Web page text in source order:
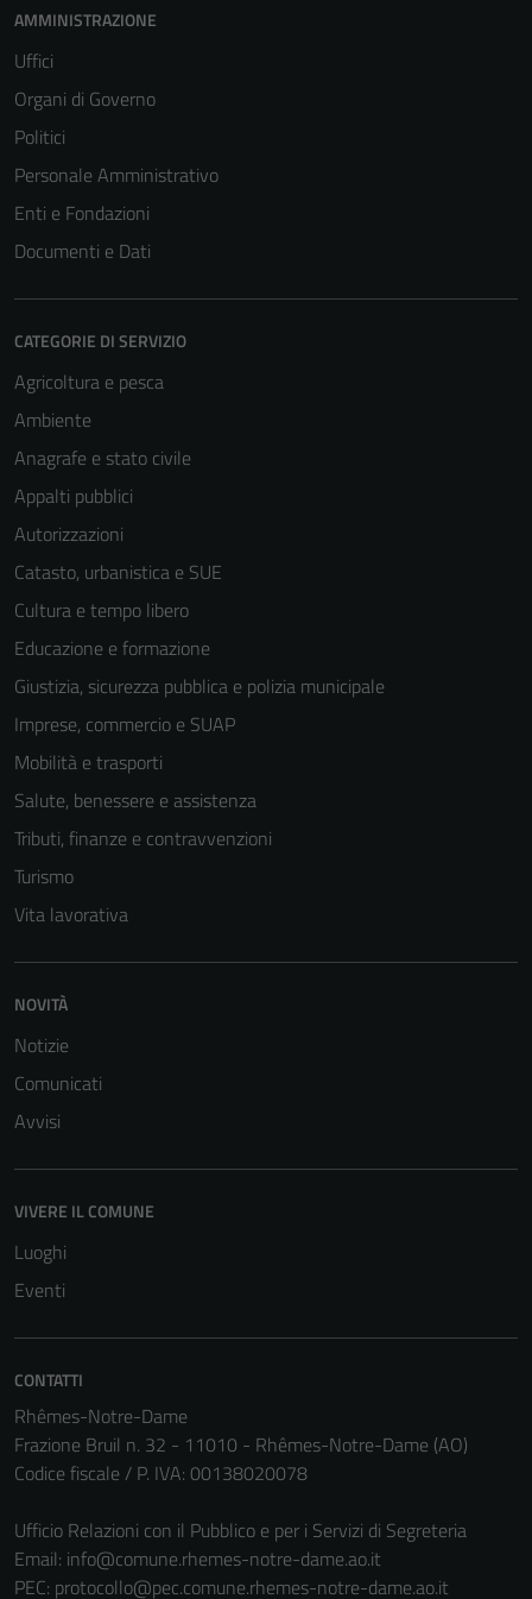
AMMINISTRAZIONE
Uffici
Organi di Governo
Politici
Personale Amministrativo
Enti e Fondazioni
Documenti e Dati
CATEGORIE DI SERVIZIO
Agricoltura e pesca
Ambiente
Anagrafe e stato civile
Appalti pubblici
Autorizzazioni
Catasto, urbanistica e SUE
Cultura e tempo libero
Educazione e formazione
Giustizia, sicurezza pubblica e polizia municipale
Imprese, commercio e SUAP
Mobilità e trasporti
Salute, benessere e assistenza
Tributi, finanze e contravvenzioni
Turismo
Vita lavorativa
NOVITÀ
Notizie
Comunicati
Avvisi
VIVERE IL COMUNE
Luoghi
Eventi
CONTATTI
Rhêmes-Notre-Dame
Frazione Bruil n. 32 - 11010 - Rhêmes-Notre-Dame (AO)
Codice fiscale / P. IVA: 00138020078
Ufficio Relazioni con il Pubblico e per i Servizi di Segreteria
Email: info@comune.rhemes-notre-dame.ao.it
PEC: protocollo@pec.comune.rhemes-notre-dame.ao.it